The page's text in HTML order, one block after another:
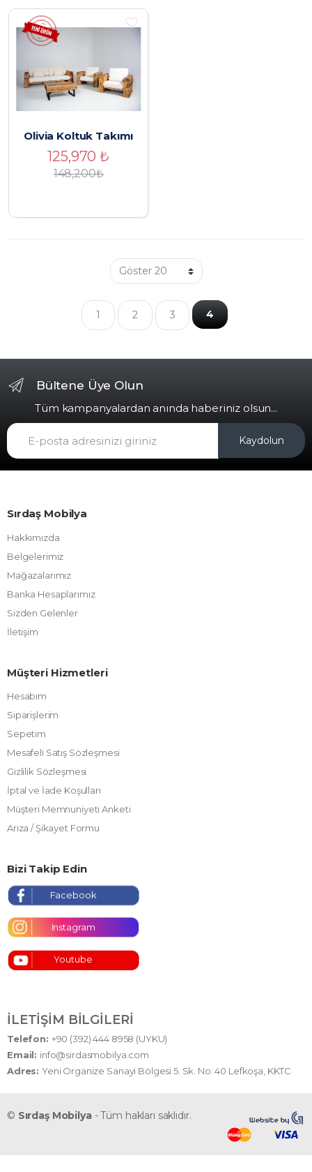
Olivia Koltuk Takımı
125,970₺
148,200₺
1 2 3 4
Bültene Üye Olun
Tüm kampanyalardan anında haberiniz olsun...
Kaydolun
Sırdaş Mobilya
Hakkımızda
Belgelerimiz
Mağazalarımız
Banka Hesaplarımız
Sizden Gelenler
İletişim
Müşteri Hizmetleri
Hesabım
Siparişlerim
Sepetim
Mesafeli Satış Sözleşmesi
Gizlilik Sözleşmesi
İptal ve İade Koşulları
Müşteri Memnuniyeti Anketi
Arıza / Şikayet Formu
Bizi Takip Edin
Facebook
Instagram
Youtube
İLETIŞIM BILGILERI
Telefon: +90 (392) 444 8958 (UYKU)
Email: info@sirdasmobilya.com
Adres:Yeni Organize Sanayi Bölgesi 5. Sk. No: 40 Lefkoşa, KKTC
© Sırdaş Mobilya- Tüm hakları saklıdır.